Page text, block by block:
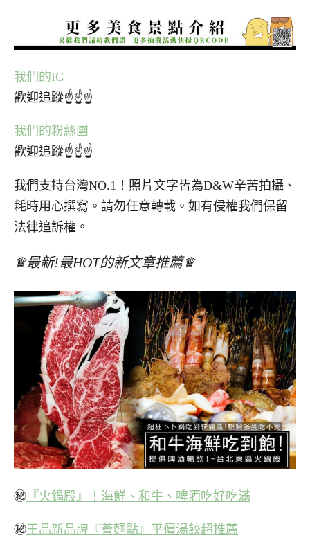
我們的IG
歡迎追蹤☝☝☝
我們的粉絲團
歡迎追蹤☝☝☝
我們支持台灣NO.1！照片文字皆為D&W辛苦拍攝、
耗時用心撰寫。請勿任意轉載。如有侵權我們保留
法律追訴權。
♛最新!最HOT的新文章推薦♛
㊙ 『火鍋殿』！海鮮、和牛、啤酒吃好吃滿
㊙王品新品牌『薈麵點』平價湯餃超推薦